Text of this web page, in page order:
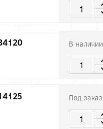
В наличии
Под заказ